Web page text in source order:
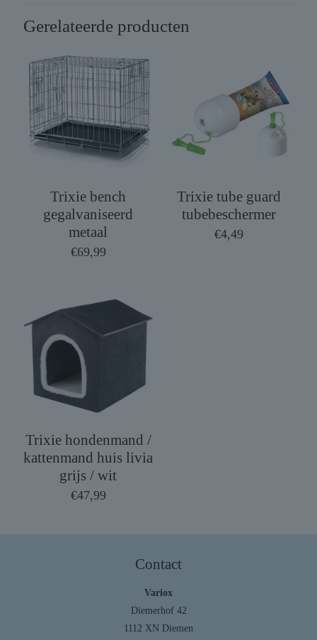
Gerelateerde producten
Trixie bench
gegalvaniseerd
metaal
€69,99
Trixie tube guard
tubebeschermer
€4,49
Trixie hondenmand /
kattenmand huis livia
grijs / wit
€47,99
Contact
Variox
Diemerhof 42
1112 XN Diemen